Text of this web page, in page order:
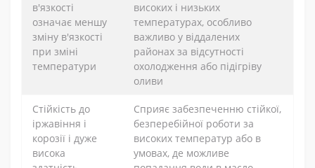
в'язкості
означає меншу
зміну в'язкості
при зміні
температури
високих і низьких
температурах, особливо
важливо у віддалених
районах за відсутності
охолодження або підігріву
оливи
Стійкість до
іржавіння і
корозії і дуже
висока
Сприяє забезпеченню стійкої,
безперебійної роботи за
високих температур або в
умовах, де можливе